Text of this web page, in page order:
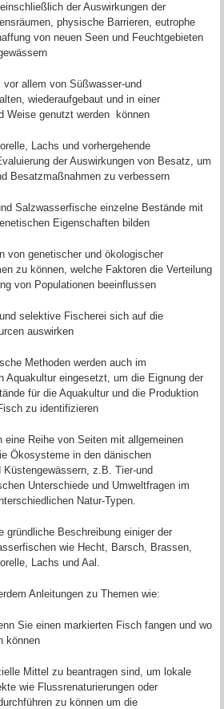
der Auswirkungen der
physische Barrieren, eutrophe
von neuen Seen und Feuchtgebieten
vor allem von Süßwasser-und
wiederaufgebaut und in einer
Weise genutzt werden können
Lachs und vorhergehende
der Auswirkungen von Besatz, um
Besatzmaßnahmen zu verbessern
Salzwasserfische einzelne Bestände mit
Eigenschaften bilden
von genetischer und ökologischer
zu können, welche Faktoren die Verteilung
von Populationen beeinflussen
selektive Fischerei sich auf die
auswirken
Methoden werden auch im
Aquakultur eingesetzt, um die Eignung der
für die Aquakultur und die Produktion
zu identifizieren
eine Reihe von Seiten mit allgemeinen
Ökosysteme in den dänischen
z.B. Tier-und
Unterschiede und Umweltfragen im
Natur-Typen.
gründliche Beschreibung einiger der
wie Hecht, Barsch, Brassen,
Lachs und Aal.
Anleitungen zu Themen wie:
Sie einen markierten Fisch fangen und wo
können
Mittel zu beantragen sind, um lokale
wie Flussrenaturierungen oder
zu können um die